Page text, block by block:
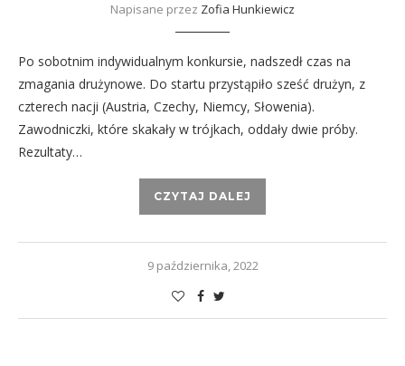
Napisane przez Zofia Hunkiewicz
Po sobotnim indywidualnym konkursie, nadszedł czas na
zmagania drużynowe. Do startu przystąpiło sześć drużyn, z
czterech nacji (Austria, Czechy, Niemcy, Słowenia).
Zawodniczki, które skakały w trójkach, oddały dwie próby.
Rezultaty…
CZYTAJ DALEJ
9 października, 2022